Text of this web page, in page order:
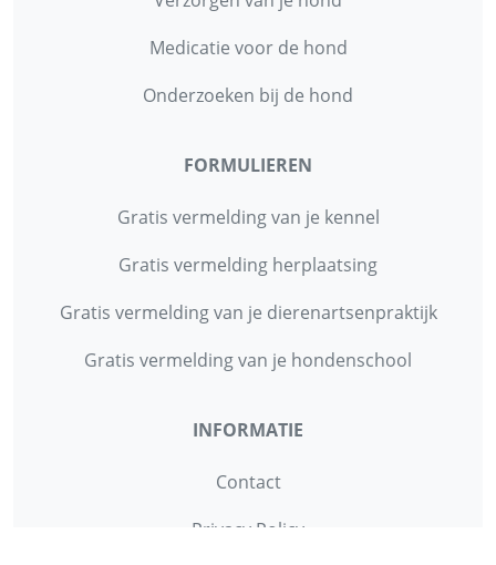
Medicatie voor de hond
Onderzoeken bij de hond
FORMULIEREN
Gratis vermelding van je kennel
Gratis vermelding herplaatsing
Gratis vermelding van je dierenartsenpraktijk
Gratis vermelding van je hondenschool
INFORMATIE
Contact
Privacy Policy